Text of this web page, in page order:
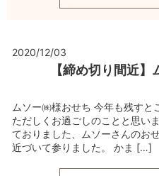
2020/12/03
【締め切り間近
ムソー㈱様おせち 今年も残す
ただしくお過ごしのことと思い
ておりました、ムソーさんのお
近づいて参りました。 かま […]